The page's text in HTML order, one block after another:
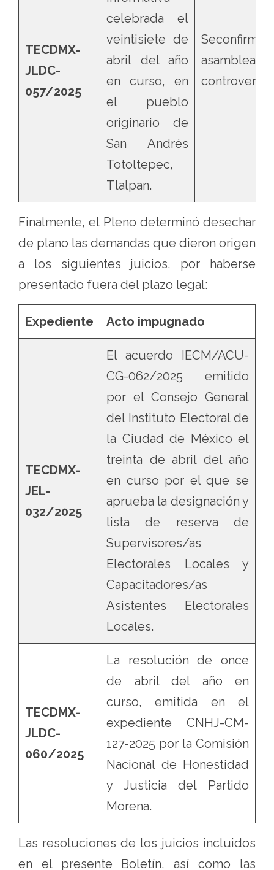
TECDMX-
JLDC-
057/2025
celebrada el
veintisiete de
abril del año
en curso, en
el pueblo
originario de
San Andrés
Totoltepec,
Tlalpan.
asamblea
Finalmente, el Pleno determinó desechar
de plano las demandas que dieron origen
a los siguientes juicios, por haberse
presentado fuera del plazo legal:
Expediente Acto impugnado
TECDMX-
JEL-
032/2025
El acuerdo IECM/ACU-
CG-062/2025 emitido
por el Consejo General
del Instituto Electoral de
la Ciudad de México el
treinta de abril del año
en curso por el que se
aprueba la designación y
lista de reserva de
Supervisores/as
Electorales Locales y
Capacitadores/as
Asistentes Electorales
Locales.
TECDMX-
JLDC-
060/2025
La resolución de once
de abril del año en
curso, emitida en el
expediente CNHJ-CM-
127-2025 por la Comisión
Nacional de Honestidad
y Justicia del Partido
Morena.
Las resoluciones de los juicios incluidos
en el presente Boletín, así como las